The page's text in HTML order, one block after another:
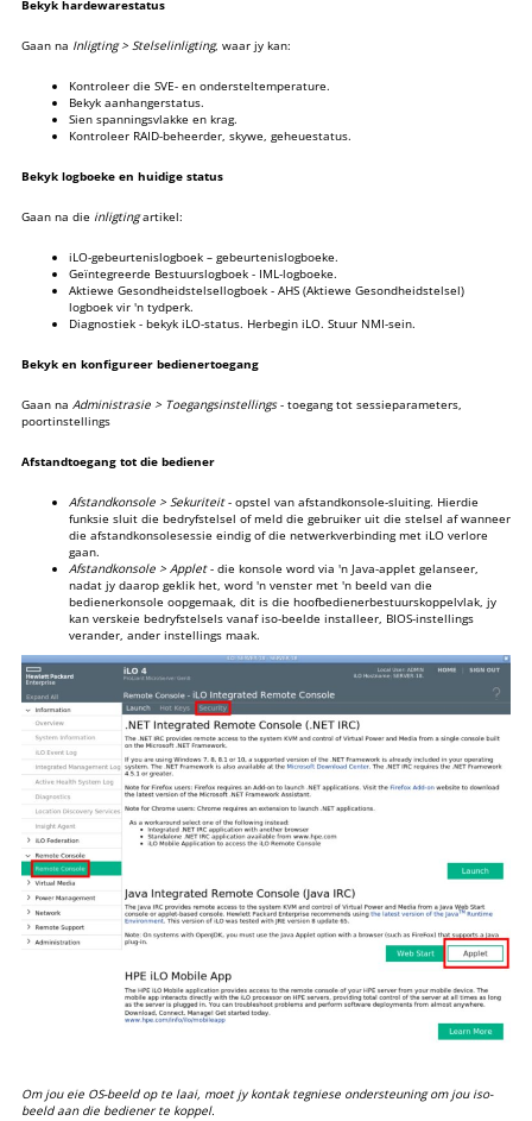
Bekyk hardewarestatus
Gaan na Inligting > Stelselinligting, waar jy kan:
Kontroleer die SVE- en ondersteltemperature.
Bekyk aanhangerstatus.
Sien spanningsvlakke en krag.
Kontroleer RAID-beheerder, skywe, geheuestatus.
Bekyk logboeke en huidige status
Gaan na die inligtingartikel:
iLO-gebeurtenislogboek – gebeurtenislogboeke.
Geïntegreerde Bestuurslogboek - IML-logboeke.
Aktiewe Gesondheidstelsellogboek - AHS (Aktiewe Gesondheidstelsel)
logboek vir 'n tydperk.
Diagnostiek - bekyk iLO-status. Herbegin iLO. Stuur NMI-sein.
Bekyk en konfigureer bedienertoegang
Gaan na Administrasie > Toegangsinstellings- toegang tot sessieparameters,
poortinstellings
Afstandtoegang tot die bediener
Afstandkonsole > Sekuriteit- opstel van afstandkonsole-sluiting. Hierdie
funksie sluit die bedryfstelsel of meld die gebruiker uit die stelsel af wanneer
die afstandkonsolesessie eindig of die netwerkverbinding met iLO verlore
gaan.
Afstandkonsole > Applet- die konsole word via 'n Java-applet gelanseer,
nadat jy daarop geklik het, word 'n venster met 'n beeld van die
bedienerkonsole oopgemaak, dit is die hoofbedienerbestuurskoppelvlak, jy
kan verskeie bedryfstelsels vanaf iso-beelde installeer, BIOS-instellings
verander, ander instellings maak.
Om jou eie OS-beeld op te laai, moet jykontak tegniese ondersteuning om jou iso-
beeld aan die bediener te koppel.